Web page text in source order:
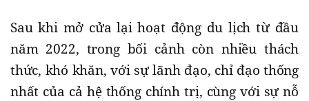
Sau khi mở cửa lại hoạt động du lịch từ đầu
năm 2022, trong bối cảnh còn nhiều thách
thức, khó khăn, với sự lãnh đạo, chỉ đạo thống
nhất của cả hệ thống chính trị, cùng với sự nỗ